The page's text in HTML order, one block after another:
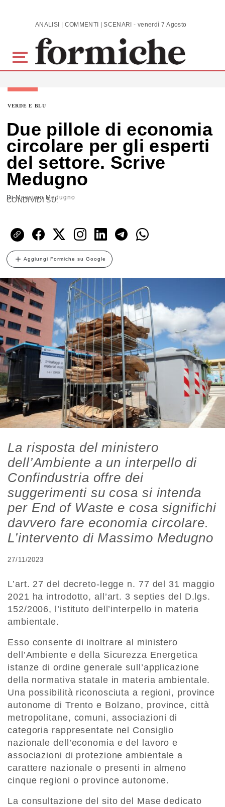
Skip to main content ANALISI | COMMENTI | SCENARI - venerdì 7 Agosto 2026
VERDE E BLU
Due pillole di economia
circolare per gli esperti
del settore. Scrive
Medugno
DiMassimo Medugno
CONDIVIDI SU:
Aggiungi Formiche su Google
La risposta del ministero
dell’Ambiente a un interpello di
Confindustria offre dei
suggerimenti su cosa si intenda
per End of Waste e cosa significhi
davvero fare economia circolare.
L’intervento di Massimo Medugno
27/11/2023
L’art. 27 del decreto-legge n. 77 del 31 maggio
2021 ha introdotto, all’art. 3 septies del D.lgs.
152/2006, l’istituto dell’interpello in materia
ambientale.
Esso consente di inoltrare al ministero
dell’Ambiente e della Sicurezza Energetica
istanze di ordine generale sull’applicazione
della normativa statale in materia ambientale.
Una possibilità riconosciuta a regioni, province
autonome di Trento e Bolzano, province, città
metropolitane, comuni, associazioni di
categoria rappresentate nel Consiglio
nazionale dell’economia e del lavoro e
associazioni di protezione ambientale a
carattere nazionale o presenti in almeno
cinque regioni o province autonome.
La consultazione del sito del Mase dedicato